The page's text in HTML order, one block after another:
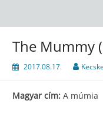
The Mummy
2017.08.17.
Magyar cím: A múmia